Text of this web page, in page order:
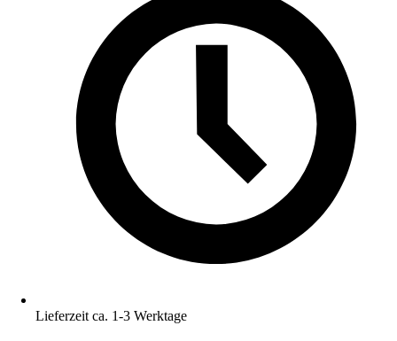
Lieferzeit ca. 1-3 Werktage